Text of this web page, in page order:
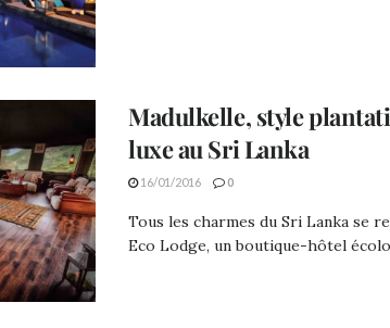
Madulkelle, style
luxe au Sri Lanka
16/01/2016 0
Tous les charmes du Sri Lanka se
Eco Lodge, un boutique-hôtel